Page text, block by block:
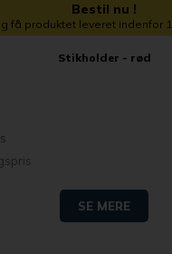
Bestil nu !
få produktet leveret indenfor
Stikholder - rød
SE MERE